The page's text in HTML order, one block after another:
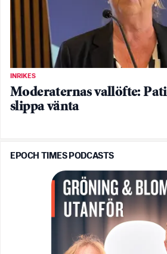
INRIKES
Moderaternas vallöfte:
slippa vänta
EPOCH TIMES PODCASTS